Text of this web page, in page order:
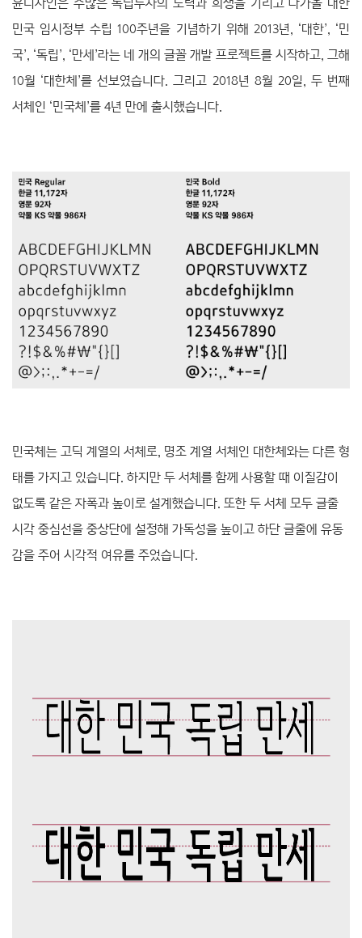
윤디자인은 수많은 독립투사의 노력과 희생을 기리고 다가올 대한
민국 임시정부 수립 100주년을 기념하기 위해 2013년, ‘대한’, ‘민
국’, ‘독립’, ‘만세’라는 네 개의 글꼴 개발 프로젝트를 시작하고, 그해
10월 ‘대한체’를 선보였습니다. 그리고 2018년 8월 20일, 두 번째
서체인 ‘민국체’를 4년 만에 출시했습니다.
민국체는 고딕 계열의 서체로, 명조 계열 서체인 대한체와는 다른 형
태를 가지고 있습니다. 하지만 두 서체를 함께 사용할 때 이질감이
없도록 같은 자폭과 높이로 설계했습니다. 또한 두 서체 모두 글줄
시각 중심선을 중상단에 설정해 가독성을 높이고 하단 글줄에 유동
감을 주어 시각적 여유를 주었습니다.